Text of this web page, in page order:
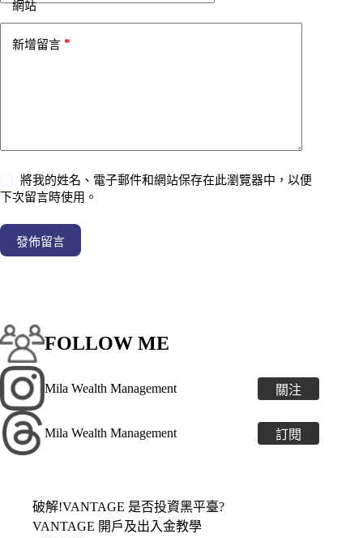
網站
新增留言 *
將我的姓名、電子郵件和網站保存在此瀏覽器中，以便
下次留言時使用。
發佈留言
FOLLOW ME
Mila Wealth Management 關注
Mila Wealth Management 訂閱
破解!VANTAGE 是否投資黑平臺?
VANTAGE 開戶及出入金教學